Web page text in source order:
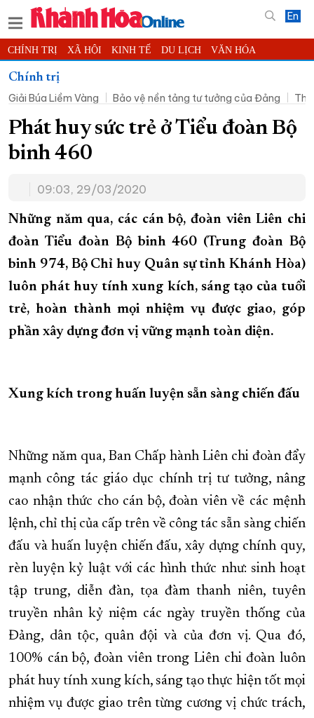
En
CHÍNH TRỊ XÃ HỘI KINH TẾ DU LỊCH VĂN HÓA
THỂ THAO
KHOA HỌC - CÔNG NGHỆ PHÁP LUẬT BẠN ĐỌC PHÓNG SỰ
THẾ GIỚI MULTIMEDIA VIDEO ĐỌC BÁO ONLINE
PODCAST THÔNG TIN - QUẢNG CÁO
TRƯỜNG SA BIỂN ĐẢO QUÊ HƯƠNG
CHUNG TAY CẢI CÁCH HÀNH CHÍNH
XÂY DỰNG NÔNG THÔN MỚI LỊCH CẮT ĐIỆN
TÀU - XE - MÁY BAY
KỶ NIỆM 370 NĂM XÂY DỰNG VÀ PHÁT TRIỂN TỈNH KHÁNH HÒA
KHOẢNH KHẮC ĐẸP XỨ TRẦM
XÂY DỰNG KHÁNH HÒA TRỞ THÀNH THÀNH PHỐ TRỰC THUỘC
Chính trị
Giải Búa Liềm Vàng
Bảo vệ nền tảng tư tưởng của Đảng
Phát huy sức trẻ ở Tiểu đoàn Bộ
binh 460
09:03, 29/03/2020
Những năm qua, các cán bộ, đoàn viên Liên chi
đoàn Tiểu đoàn Bộ binh 460 (Trung đoàn Bộ
binh 974, Bộ Chỉ huy Quân sự tỉnh Khánh Hòa)
luôn phát huy tính xung kích, sáng tạo của tuổi
trẻ, hoàn thành mọi nhiệm vụ được giao, góp
phần xây dựng đơn vị vững mạnh toàn diện.
Xung kích trong huấn luyện sẵn sàng chiến đấu
Những năm qua, Ban Chấp hành Liên chi đoàn đẩy
mạnh công tác giáo dục chính trị tư tưởng, nâng
cao nhận thức cho cán bộ, đoàn viên về các mệnh
lệnh, chỉ thị của cấp trên về công tác sẵn sàng chiến
đấu và huấn luyện chiến đấu, xây dựng chính quy,
rèn luyện kỷ luật với các hình thức như: sinh hoạt
tập trung, diễn đàn, tọa đàm thanh niên, tuyên
truyền nhân kỷ niệm các ngày truyền thống của
Đảng, dân tộc, quân đội và của đơn vị. Qua đó,
100% cán bộ, đoàn viên trong Liên chi đoàn luôn
phát huy tính xung kích, sáng tạo thực hiện tốt mọi
nhiệm vụ được giao trên từng cương vị chức trách,